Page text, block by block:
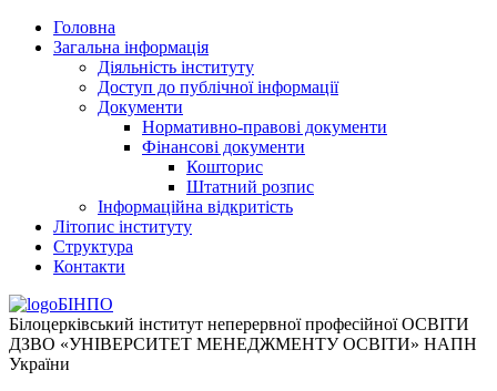
Головна
Загальна інформація
Діяльність інституту
Доступ до публічної інформації
Документи
Нормативно-правові документи
Фінансові документи
Кошторис
Штатний розпис
Інформаційна відкритість
Літопис інституту
Структура
Контакти
БІНПО
Білоцерківський інститут неперервної професійної ОСВІТИ
ДЗВО «УНІВЕРСИТЕТ МЕНЕДЖМЕНТУ ОСВІТИ» НАПН
України